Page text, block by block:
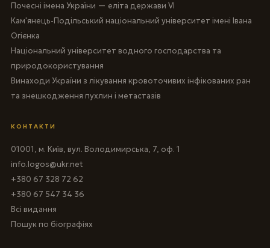
Почесні імена України — еліта держави VI
Кам'янець-Подільський національний університет імені Івана
Огієнка
Національний університет водного господарства та
природокористування
Винаходи України з лікування кровоточивих інфікованих ран
та знешкодження пухлин і метастазів
КОНТАКТИ
01001, м. Київ, вул. Володимирська, 7, оф. 1
info.logos@ukr.net
+380 67 328 72 62
+380 67 547 34 36
Всі видання
Пошук по біографіях